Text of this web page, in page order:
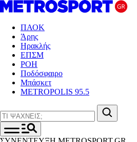
ΠΑΟΚ
Άρης
Ηρακλής
ΕΠΣΜ
ΡΟΗ
Ποδόσφαιρο
Μπάσκετ
METROPOLIS 95.5